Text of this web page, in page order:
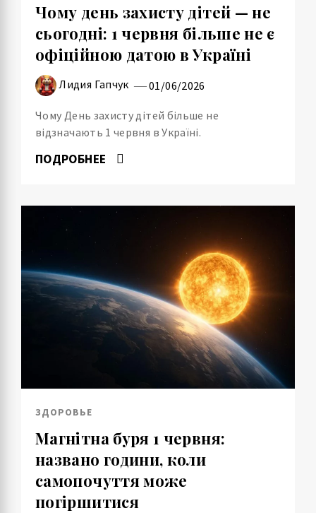
Чому день захисту дітей — не
сьогодні: 1 червня більше не є
офіційною датою в Україні
Лидия Гапчук 01/06/2026
Чому День захисту дітей більше не
відзначають 1 червня в Україні.
ПОДРОБНЕЕ
ЗДОРОВЬЕ
Магнітна буря 1 червня:
названо години, коли
самопочуття може
погіршитися